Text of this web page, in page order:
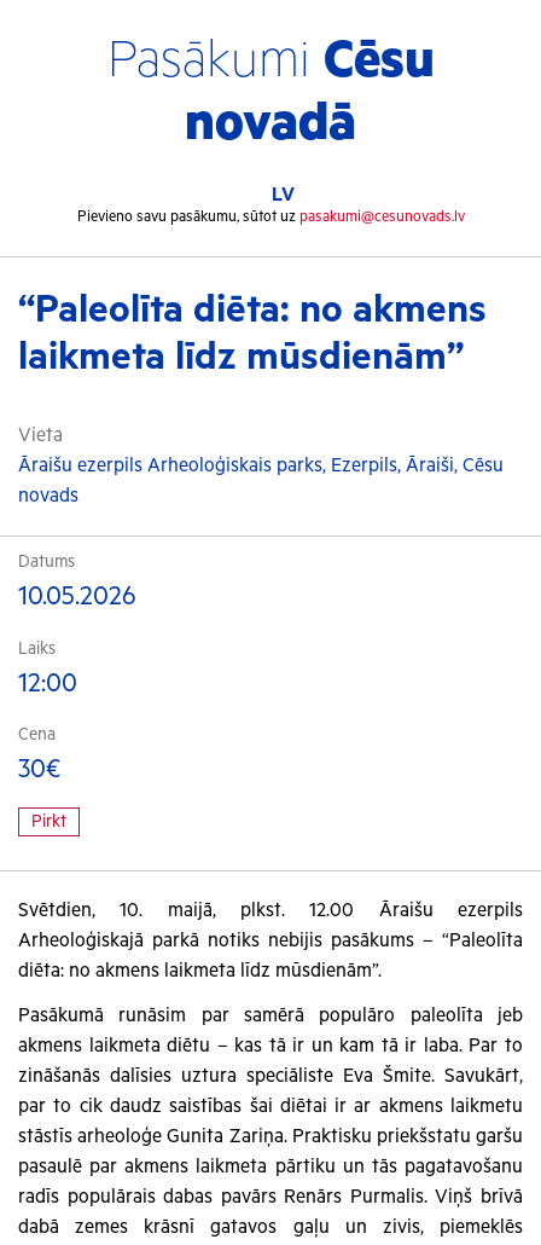
Pasākumi Cēsu
novadā
LV
Pievieno savu pasākumu, sūtot uz pasakumi@cesunovads.lv
“Paleolīta diēta: no akmens
laikmeta līdz mūsdienām”
Vieta
Āraišu ezerpils Arheoloģiskais parks, Ezerpils, Āraiši, Cēsu
novads
Datums
10.05.2026
Laiks
12:00
Cena
30€
Pirkt
Svētdien, 10. maijā, plkst. 12.00 Āraišu ezerpils
Arheoloģiskajā parkā notiks nebijis pasākums – “Paleolīta
diēta: no akmens laikmeta līdz mūsdienām”.
Pasākumā runāsim par samērā populāro paleolīta jeb
akmens laikmeta diētu – kas tā ir un kam tā ir laba. Par to
zināšanās dalīsies uztura speciāliste Eva Šmite. Savukārt,
par to cik daudz saistības šai diētai ir ar akmens laikmetu
stāstīs arheoloģe Gunita Zariņa. Praktisku priekšstatu garšu
pasaulē par akmens laikmeta pārtiku un tās pagatavošanu
radīs populārais dabas pavārs Renārs Purmalis. Viņš brīvā
dabā zemes krāsnī gatavos gaļu un zivis, piemeklēs